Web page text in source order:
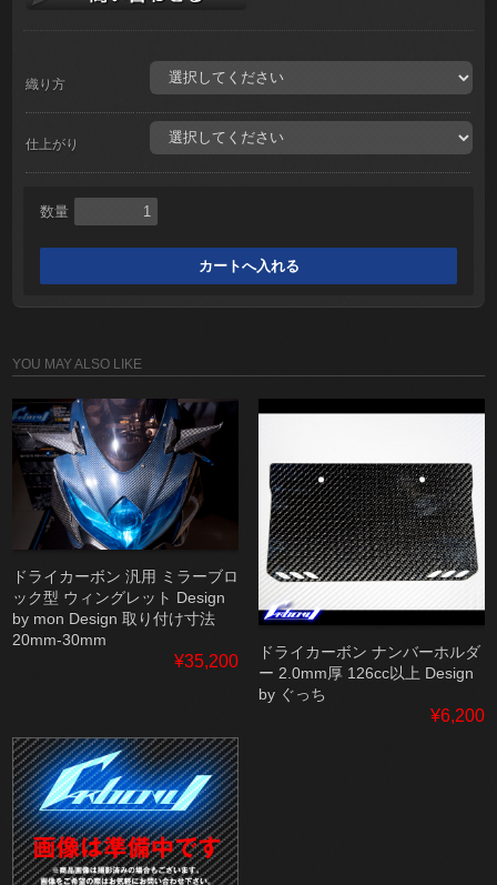
織り方
仕上がり
数量
YOU MAY ALSO LIKE
ドライカーボン 汎用 ミラーブロ
ック型 ウィングレット Design
by mon Design 取り付け寸法
20mm-30mm
¥35,200
ドライカーボン ナンバーホルダ
ー 2.0mm厚 126cc以上 Design
by ぐっち
¥6,200